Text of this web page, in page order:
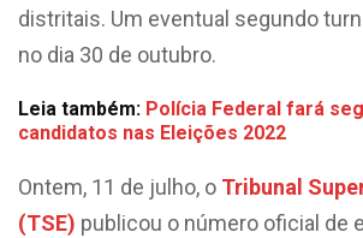
distritais. Um eventual segundo
no dia 30 de outubro.
Leia também: Polícia Federal fará
candidatos nas Eleições 2022
Ontem, 11 de julho, o Tribunal
(TSE) publicou o número oficial de